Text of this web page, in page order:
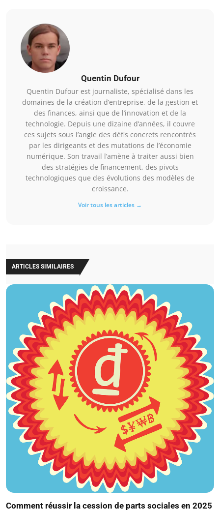
Quentin Dufour
Quentin Dufour est journaliste, spécialisé dans les
domaines de la création d’entreprise, de la gestion et
des finances, ainsi que de l’innovation et de la
technologie. Depuis une dizaine d’années, il couvre
ces sujets sous l’angle des défis concrets rencontrés
par les dirigeants et des mutations de l’économie
numérique. Son travail l’amène à traiter aussi bien
des stratégies de financement, des pivots
technologiques que des évolutions des modèles de
croissance.
Voir tous les articles →
ARTICLES SIMILAIRES
Comment réussir la cession de parts sociales en 2025